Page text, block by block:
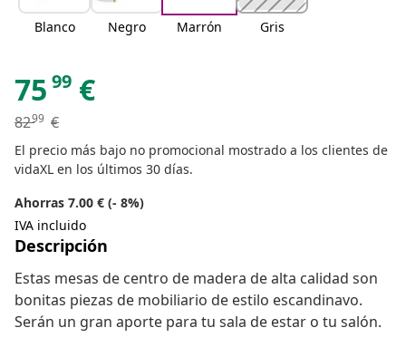
Blanco Negro Marrón Gris
75 99 €
8299 €
El precio más bajo no promocional mostrado a los clientes de
vidaXL en los últimos 30 días.
Ahorras 7.00 € (- 8%)
IVA incluido
Descripción
Estas mesas de centro de madera de alta calidad son
bonitas piezas de mobiliario de estilo escandinavo.
Serán un gran aporte para tu sala de estar o tu salón.